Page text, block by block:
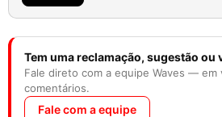
Tem uma reclamação, sugestão ou
Fale direto com a equipe Waves — em
comentários.
Fale com a equipe